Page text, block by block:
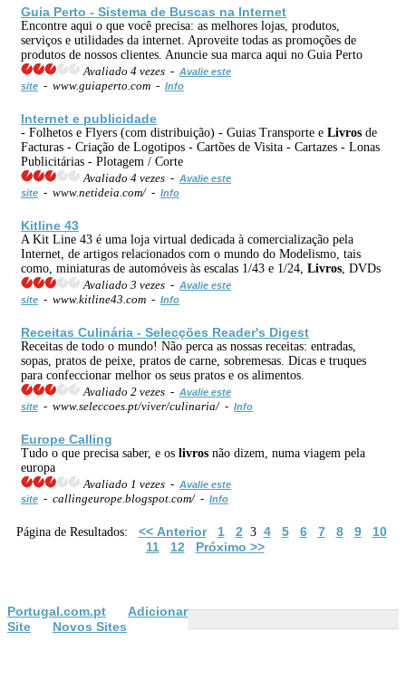
Guia Perto - Sistema de Buscas na Internet
Encontre aqui o que você precisa: as melhores lojas, produtos,
serviços e utilidades da internet. Aproveite todas as promoções de
produtos de nossos clientes. Anuncie sua marca aqui no Guia Perto
Avaliado 4 vezes - Avalie este
site - www.guiaperto.com - Info
Internet e publicidade
- Folhetos e Flyers (com distribuição) - Guias Transporte e Livros de
Facturas - Criação de Logotipos - Cartões de Visita - Cartazes - Lonas
Publicitárias - Plotagem / Corte
Avaliado 4 vezes - Avalie este
site - www.netideia.com/ - Info
Kitline 43
A Kit Line 43 é uma loja virtual dedicada à comercialização pela
Internet, de artigos relacionados com o mundo do Modelismo, tais
como, miniaturas de automóveis às escalas 1/43 e 1/24, Livros , DVDs
Avaliado 3 vezes - Avalie este
site - www.kitline43.com - Info
Receitas Culinária - Selecções Reader's Digest
Receitas de todo o mundo! Não perca as nossas receitas: entradas,
sopas, pratos de peixe, pratos de carne, sobremesas. Dicas e truques
para confeccionar melhor os seus pratos e os alimentos.
Avaliado 2 vezes - Avalie este
site - www.seleccoes.pt/viver/culinaria/ - Info
Europe Calling
Tudo o que precisa saber, e os livros não dizem, numa viagem pela
europa
Avaliado 1 vezes - Avalie este
site - callingeurope.blogspot.com/ - Info
Página de Resultados: << Anterior 1 2 3 4 5 6 7 8 9
10
11
12 Próximo >>
Portugal.com.pt
Adicionar
Site
Novos Sites